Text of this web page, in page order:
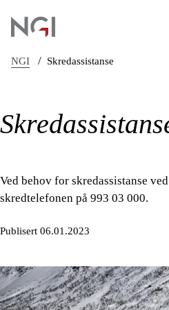
NGI / Skredassistanse
Ved behov for skredassistanse
skredtelefonen på 993 03 000.
Publisert 06.01.2023